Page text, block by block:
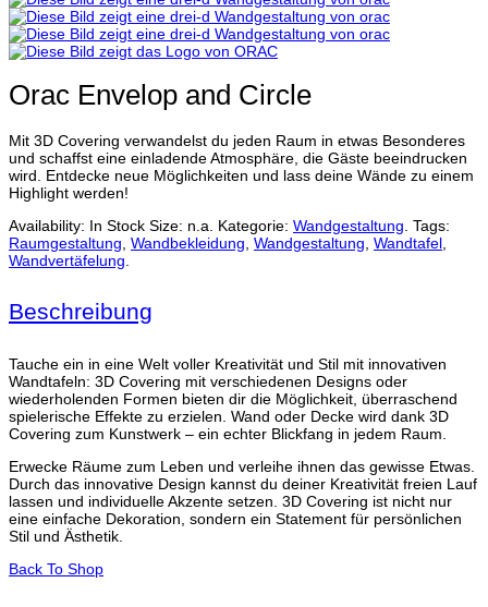
Orac Envelop and Circle
Mit 3D Covering verwandelst du jeden Raum in etwas Besonderes
und schaffst eine einladende Atmosphäre, die Gäste beeindrucken
wird. Entdecke neue Möglichkeiten und lass deine Wände zu einem
Highlight werden!
Availability: In Stock Size: n.a. Kategorie: Wandgestaltung Tags:
Raumgestaltung Wandbekleidung Wandgestaltung Wandtafel
Wandvertäfelung
Beschreibung
Tauche ein in eine Welt voller Kreativität und Stil mit innovativen
Wandtafeln: 3D Covering mit verschiedenen Designs oder
wiederholenden Formen bieten dir die Möglichkeit, überraschend
spielerische Effekte zu erzielen. Wand oder Decke wird dank 3D
Covering zum Kunstwerk – ein echter Blickfang in jedem Raum.
Erwecke Räume zum Leben und verleihe ihnen das gewisse Etwas.
Durch das innovative Design kannst du deiner Kreativität freien Lauf
lassen und individuelle Akzente setzen. 3D Covering ist nicht nur
eine einfache Dekoration, sondern ein Statement für persönlichen
Stil und Ästhetik.
Back To Shop